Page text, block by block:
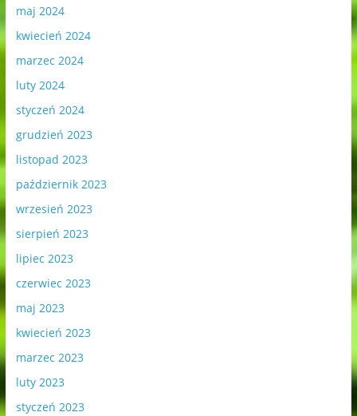
maj 2024
kwiecień 2024
marzec 2024
luty 2024
styczeń 2024
grudzień 2023
listopad 2023
październik 2023
wrzesień 2023
sierpień 2023
lipiec 2023
czerwiec 2023
maj 2023
kwiecień 2023
marzec 2023
luty 2023
styczeń 2023